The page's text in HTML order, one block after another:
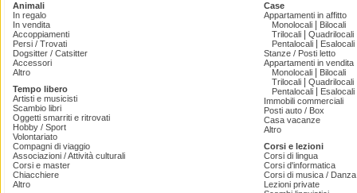
Animali
In regalo
In vendita
Accoppiamenti
Persi / Trovati
Dogsitter / Catsitter
Accessori
Altro
Tempo libero
Artisti e musicisti
Scambio libri
Oggetti smarriti e ritrovati
Hobby / Sport
Volontariato
Compagni di viaggio
Associazioni / Attività culturali
Corsi e master
Chiacchiere
Altro
Case
Appartamenti in affitto
Monolocali
Bilocali
Trilocali
Quadrilocali
Pentalocali
Esalocali
Stanze / Posti letto
Appartamenti in vendita
Monolocali
Bilocali
Trilocali
Quadrilocali
Pentalocali
Esalocali
Immobili commerciali
Posti auto / Box
Casa vacanze
Altro
Corsi e lezioni
Corsi di lingua
Corsi d'informatica
Corsi di musica /
Lezioni private